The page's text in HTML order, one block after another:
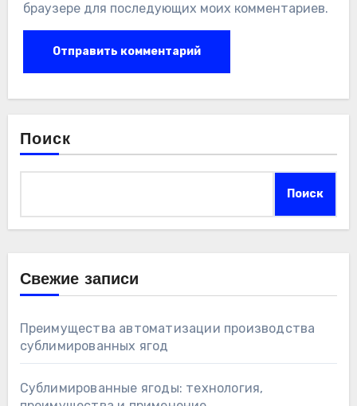
браузере для последующих моих комментариев.
Поиск
Поиск
Свежие записи
Преимущества автоматизации производства
сублимированных ягод
Сублимированные ягоды: технология,